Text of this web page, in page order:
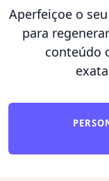
Aperfeiçoe o
para
conteúdo